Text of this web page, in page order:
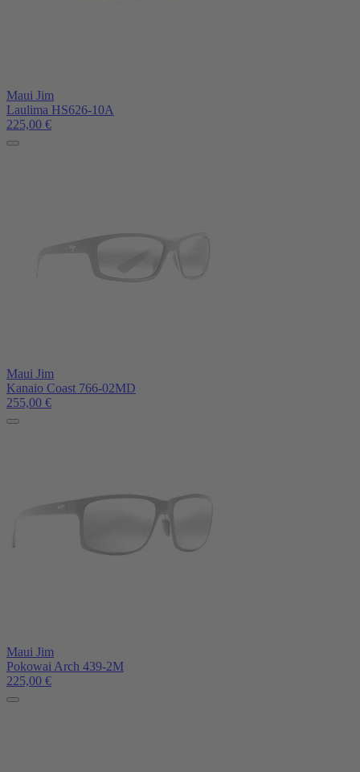
Maui Jim
Laulima HS626-10A
225,00 €
Maui Jim
Kanaio Coast 766-02MD
255,00 €
Maui Jim
Pokowai Arch 439-2M
225,00 €